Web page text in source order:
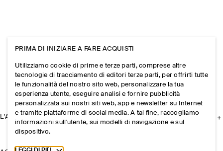
L'AZIENDA
PRIMA DI INIZIARE A FARE ACQUISTI
Utilizziamo cookie di prime e terze parti, comprese altre
tecnologie di tracciamento di editori terze parti, per offrirti tutte
le funzionalità del nostro sito web, personalizzare la tua
esperienza utente, eseguire analisi e fornire pubblicità
personalizzata sui nostri siti web, app e newsletter su Internet
e tramite piattaforme di social media. A tal fine, raccogliamo
informazioni sull'utente, sui modelli di navigazione e sul
dispositivo.